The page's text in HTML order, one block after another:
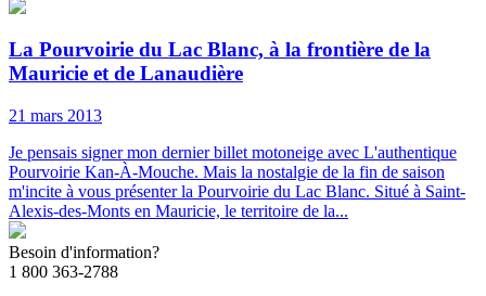
La Pourvoirie du Lac Blanc, à la frontière de la
Mauricie et de Lanaudière
21 mars 2013
Je pensais signer mon dernier billet motoneige avec L'authentique
Pourvoirie Kan-À-Mouche. Mais la nostalgie de la fin de saison
m'incite à vous présenter la Pourvoirie du Lac Blanc. Situé à Saint-
Alexis-des-Monts en Mauricie, le territoire de la...
Besoin d'information?
1 800 363-2788